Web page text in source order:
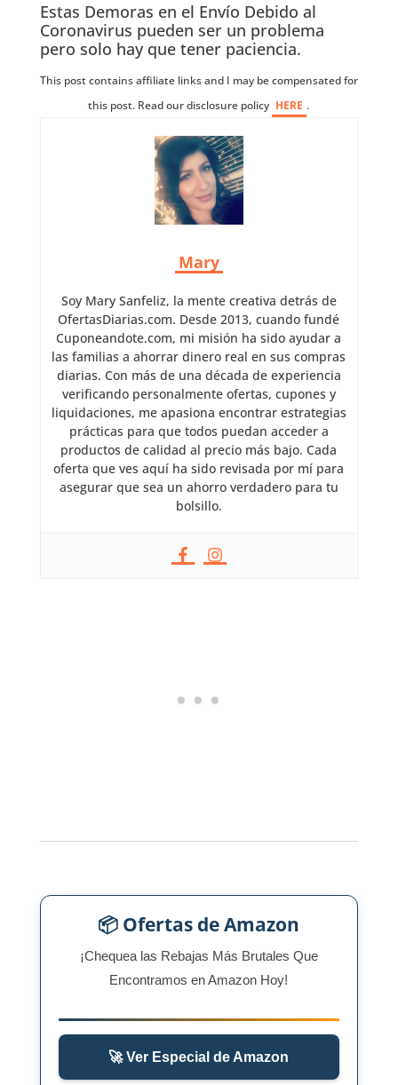
Estas Demoras en el Envío Debido al
Coronavirus pueden ser un problema
pero solo hay que tener paciencia.
This post contains affiliate links and I may be compensated for
this post. Read our disclosure policy HERE .
Mary
Soy Mary Sanfeliz, la mente creativa detrás de
OfertasDiarias.com. Desde 2013, cuando fundé
Cuponeandote.com, mi misión ha sido ayudar a
las familias a ahorrar dinero real en sus compras
diarias. Con más de una década de experiencia
verificando personalmente ofertas, cupones y
liquidaciones, me apasiona encontrar estrategias
prácticas para que todos puedan acceder a
productos de calidad al precio más bajo. Cada
oferta que ves aquí ha sido revisada por mí para
asegurar que sea un ahorro verdadero para tu
bolsillo.
📦 Ofertas de Amazon
¡Chequea las Rebajas Más Brutales Que
Encontramos en Amazon Hoy!
🚀 Ver Especial de Amazon